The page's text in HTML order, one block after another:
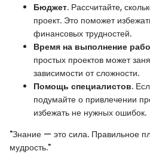
Бюджет. Рассчитайте,
проект. Это поможет
финансовых трудностей.
Время на выполнение
простых проектов может
зависимости от сложности.
Помощь специалистов.
подумайте о привлечении
избежать не нужных ошибок.
"Знание — это сила. Правильное
мудрость."